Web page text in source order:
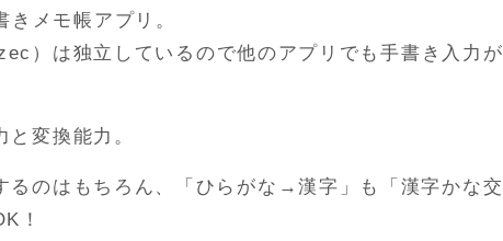
メモ帳アプリ。
）は独立しているので他のアプリでも手書き入力が
変換能力。
るのはもちろん、「ひらがな→漢字」も「漢字かな交
！